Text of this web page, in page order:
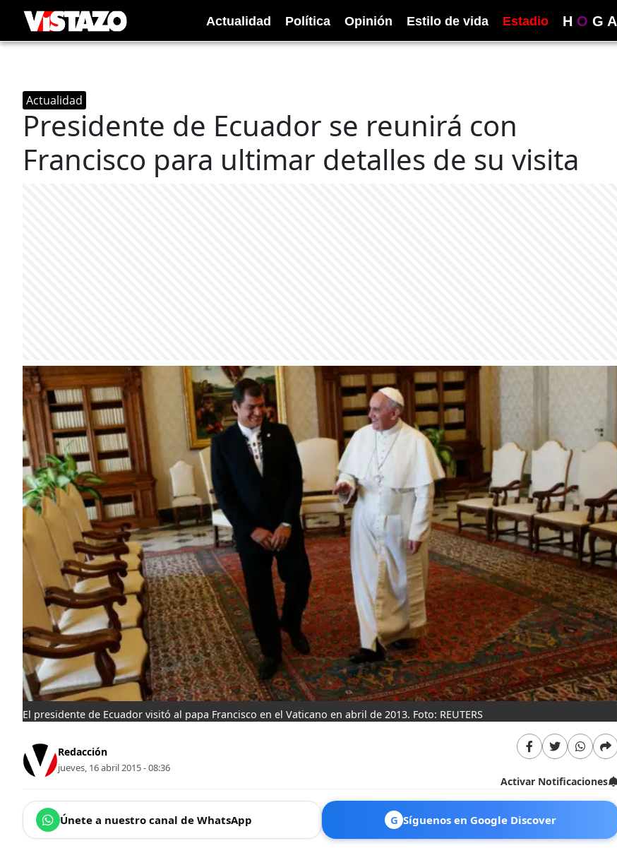
Actualidad Política Opinión Estilo de vida Estadio H O G A
Actualidad
Presidente de Ecuador se reunirá con
Francisco para ultimar detalles de su visita
El presidente de Ecuador visitó al papa Francisco en el Vaticano en abril de 2013. Foto: REUTERS
Redacción
jueves, 16 abril 2015 - 08:36
Activar Notificaciones
Únete a nuestro canal de WhatsApp G Síguenos en Google Discover